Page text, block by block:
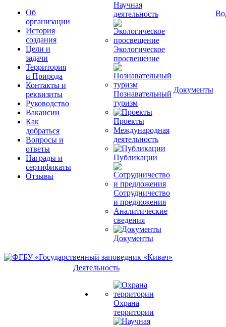
Об
организации
История
создания
Цели и
задачи
Территория
и Природа
Контакты и
реквизиты
Руководство
Вакансии
Как
добраться
Вопросы и
ответы
Награды и
сертификаты
Отзывы
Научная
деятельность
Экологическое
просвещение
Познавательный
туризм
Проекты
Международная
деятельность
Публикации
Сотрудничество
и предложения
Аналитические
сведения
Документы
Документы
Деятельность
Охрана
территории